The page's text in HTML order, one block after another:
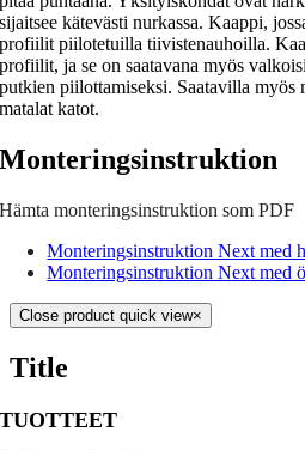
sijaitsee kätevästi nurkassa. Kaappi,
profiilit piilotetuilla tiivistenauhoilla.
profiilit, ja se on saatavana myös
putkien piilottamiseksi. Saatavilla myös
matalat katot.
Monteringsinstruktion
Hämta monteringsinstruktion som PDF
Monteringsinstruktion Next med
Monteringsinstruktion Next med
Close product quick view×
Title
TUOTTEET